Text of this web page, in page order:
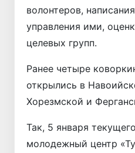
волонтеров,
управления ими,
целевых групп.
Ранее четыре
открылись в
Хорезмской и
Так, 5 января
молодежный центр